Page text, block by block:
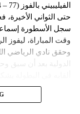
وقت المباراة، ليفوز
وحقق نادي الرياضي
عن صاحب المركز
البطولة وخلفهما